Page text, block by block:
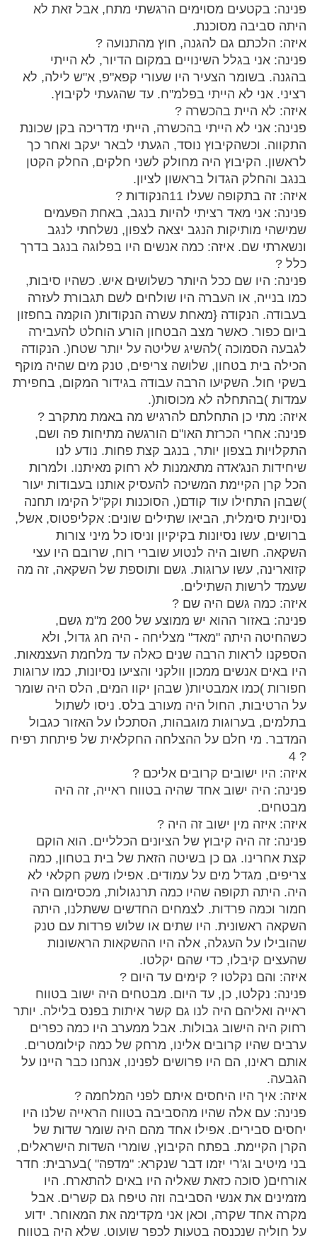
פנינה: בקטעים מסוימים הרגשתי מתח, אבל זאת לא
היתה סביבה מסוכנת.
איזה: הלכתם גם להגנה, חוץ מהתנועה ?
פנינה: אני בגלל השינויים במקום הדיור, לא הייתי
בהגנה. בשומר הצעיר היו שעורי קפא"פ, א"ש לילה, לא
רציני. אני לא הייתי בפלמ"ח. עד שהגעתי לקיבוץ.
איזה: לא היית בהכשרה ?
פנינה: אני לא הייתי בהכשרה, הייתי מדריכה בקן שכונת
התקווה. וכשהקיבוץ נוסד, הגעתי לבאר יעקב ואחר כך
לראשון. הקיבוץ היה מחולק לשני חלקים, החלק הקטן
בנגב והחלק הגדול בראשון לציון.
איזה: זה בתקופה שעלו 11הנקודות ?
פנינה: אני מאד רציתי להיות בנגב, באחת הפעמים
שמישהי מותיקות הנגב יצאה לצפון, נשלחתי לנגב
ונשארתי שם. איזה: כמה אנשים היו בפלוגה בנגב בדרך
כלל ?
פנינה: היו שם ככל היותר כשלושים איש. כשהיו סיבות,
כמו בנייה, או העברה היו שולחים לשם תגבורת לעזרה
בעבודה. הנקודה {מאחת עשרה הנקודות( הוקמה בחפזון
ביום כפור. כאשר מצב הבטחון הורע הוחלט להעבירה
לגבעה הסמוכה )להשיג שליטה על יותר שטח(. הנקודה
הכילה בית בטחון, שלושה צריפים, טנק מים שהיה מוקף
בשקי חול. השקיעו הרבה עבודה בגידור המקום, בחפירת
עמדות )בהתחלה לא מכוסות(.
איזה: מתי כן התחלתם להרגיש מה באמת מתקרב ?
פנינה: אחרי הכרזת האו"ם הורגשה מתיחות פה ושם,
התקלויות בצפון יותר, בנגב קצת פחות. נודע לנו
שיחידות הנג'אדה מתאמנות לא רחוק מאיתנו. ולמרות
הכל קרן הקיימת המשיכה להעסיק אותנו בעבודות יעור
)שבהן התחילו עוד קודם(, הסוכנות וקק"ל הקימו תחנה
נסיונית סימלית, הביאו שתילים שונים: אקליפטוס, אשל,
ברושים, עשו נסיונות בקיקיון וניסו כל מיני צורות
השקאה. חשוב היה לנטוע שוברי רוח, שרובם היו עצי
קזוארינה, עשו ערוגות. גשם ותוספת של השקאה, זה מה
שעמד לרשות השתילים.
איזה: כמה גשם היה שם ?
פנינה: באזור ההוא יש ממוצע של 200 מ"מ גשם,
כשהחיטה היתה "מאד" מצליחה - היה חג גדול, ולא
הספקנו לראות הרבה שנים כאלה עד מלחמת העצמאות.
היו באים אנשים ממכון וולקני והציעו נסיונות, כמו ערוגות
חפורות )כמו אמבטיות( שבהן יקוו המים, הלס היה שומר
על הרטיבות, החול היה מעורב בלס. ניסו לשתול
בתלמים, בערוגות מוגבהות, הסתכלו על האזור כגבול
המדבר. מי חלם על ההצלחה החקלאית של פיתחת רפיח
? 4
איזה: היו ישובים קרובים אליכם ?
פנינה: היה ישוב אחד שהיה בטווח ראייה, זה היה
מבטחים.
איזה: איזה מין ישוב זה היה ?
פנינה: זה היה קיבוץ של הציונים הכלליים. הוא הוקם
קצת אחרינו. גם כן בשיטה הזאת של בית בטחון, כמה
צריפים, מגדל מים על עמודים. אפילו משק חקלאי לא
היה. היתה תקופה שהיו כמה תרנגולות, מכסימום היה
חמור וכמה פרדות. לצמחים החדשים ששתלנו, היתה
השקאה ראשונית. היו שתים או שלוש פרדות עם טנק
שהובילו על העגלה, אלה היו ההשקאות הראשונות
שהעצים קיבלו, כדי שהם יקלטו.
איזה: והם נקלטו ? קימים עד היום ?
פנינה: נקלטו, כן, עד היום. מבטחים היה ישוב בטווח
ראייה ואליהם היה לנו גם קשר איתות בפנס בלילה. יותר
רחוק היה הישוב גבולות. אבל ממערב היו כמה כפרים
ערבים שהיו קרובים אלינו, מרחק של כמה קילומטרים.
אותם ראינו, הם היו פרושים לפנינו, אנחנו כבר היינו על
הגבעה.
איזה: איך היו היחסים איתם לפני המלחמה ?
פנינה: עם אלה שהיו מהסביבה בטווח הראייה שלנו היו
יחסים סבירים. אפילו אחד מהם היה שומר שדות של
הקרן הקיימת. בפתח הקיבוץ, שומרי השדות הישראלים,
בני מיטיב וג'רי יזמו דבר שנקרא: "מדפה" )בערבית: חדר
אורחים( סוכה כזאת שאליה היו באים להתארח. היו
מזמינים את אנשי הסביבה וזה טיפח גם קשרים. אבל
מקרה אחד שקרה, וכאן אני מקדימה את המאוחר. ידוע
על חוליה שנכנסה בטעות לכפר שועוט, שלא היה בטווח